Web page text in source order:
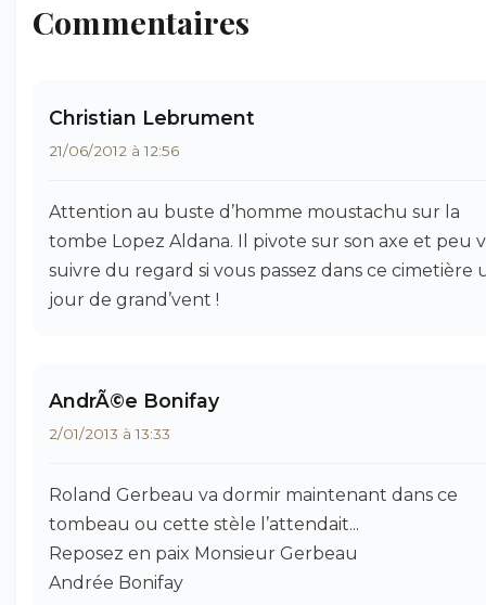
Commentaires
Christian Lebrument
21/06/2012 à 12:56
Attention au buste d’homme moustachu sur la
tombe Lopez Aldana. Il pivote sur son axe et peu
suivre du regard si vous passez dans ce cimetière
jour de grand’vent !
AndrÃ©e Bonifay
2/01/2013 à 13:33
Roland Gerbeau va dormir maintenant dans ce
tombeau ou cette stèle l’attendait...
Reposez en paix Monsieur Gerbeau
Andrée Bonifay